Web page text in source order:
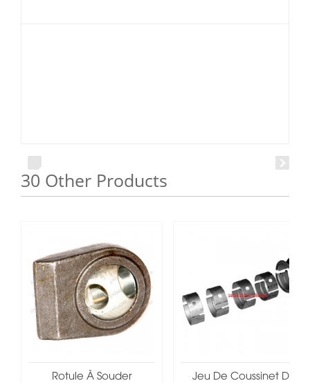
30 Other Products
Rotule À Souder
Jeu De Coussinet De